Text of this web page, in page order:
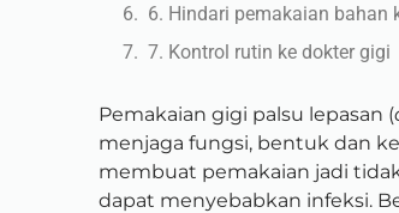
6. Hindari pemakaian bahan
7. Kontrol rutin ke dokter gigi
Pemakaian gigi palsu lepasan (
menjaga fungsi, bentuk dan
membuat pemakaian jadi
dapat menyebabkan infeksi.